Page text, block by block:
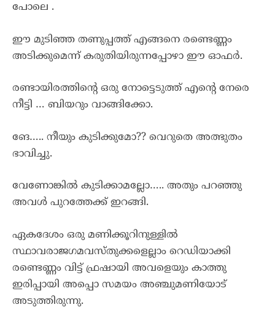
പോലെ .
ഈ മുടിഞ്ഞ തണുപ്പത്ത് എങ്ങനെ രണ്ടെണ്ണം
അടിക്കുമെന്ന് കരുതിയിരുന്നപ്പോഴാ ഈ ഓഫർ.
രണ്ടായിരത്തിന്റെ ഒരു നോട്ടെടുത്ത് എന്റെ നേരെ
നീട്ടി … ബിയറും വാങ്ങിക്കോ.
ങേ….. നീയും കുടിക്കുമോ?? വെറുതെ അത്ഭുതം
ഭാവിച്ചു.
വേണോങ്കിൽ കുടിക്കാമല്ലോ….. അതും പറഞ്ഞു
അവൾ പുറത്തേക്ക് ഇറങ്ങി.
ഏകദേശം ഒരു മണിക്കൂറിനുള്ളിൽ
സ്ഥാവരാജഗമവസ്തുക്കളെല്ലാം റെഡിയാക്കി
രണ്ടെണ്ണം വിട്ട് ഫ്രഷായി അവളെയും കാത്തു
ഇരിപ്പായി അപ്പൊ സമയം അഞ്ചുമണിയോട്
അടുത്തിരുന്നു.